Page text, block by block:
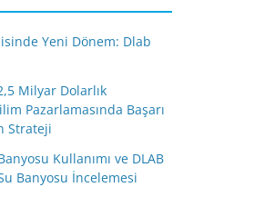
Yeni Dönem: Dlab
Milyar Dolarlık
Pazarlamasında Başarı
Strateji
Kullanımı ve DLAB
Banyosu İncelemesi